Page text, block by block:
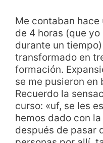
Me contaban hace
de 4 horas (que
durante un
transformado en
formación.
se me pusieron en
Recuerdo la
curso: «uf, se les
hemos dado con
después de pasar